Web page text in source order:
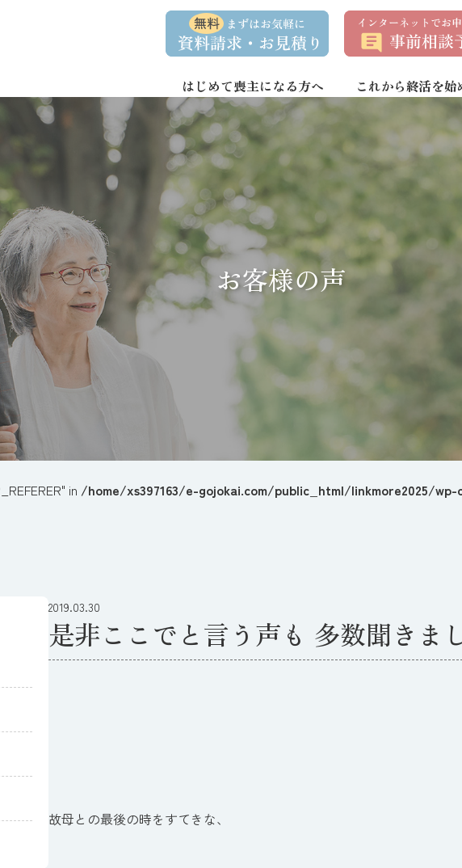
資
求
問
い
合
わ
せ
事
談
はじめて喪主になる方へ これから終活を始
お客様の声
in /home/xs397163/e-gojokai.com/public_html/linkmore2025/
2019.03.30
是非ここでと言う声も 多数聞きま
故母との最後の時をすてきな、